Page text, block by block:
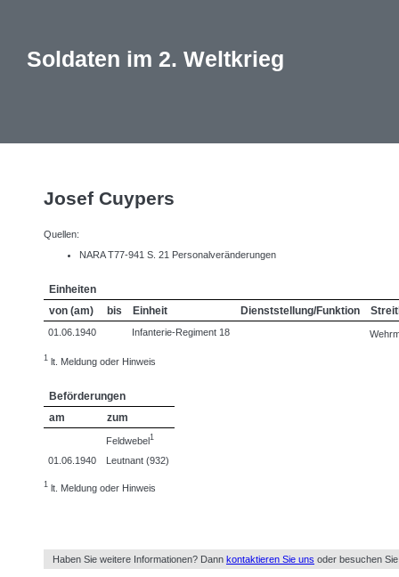
Soldaten im 2. Weltkrieg
Josef Cuypers
Quellen:
NARA T77-941 S. 21 Personalveränderungen
Einheiten
von (am)
bis Einheit Dienststellung/Funktion
01.06.1940 Infanterie-Regiment 18
1 lt. Meldung oder Hinweis
Beförderungen
am
zum
Feldwebel1
01.06.1940 Leutnant (932)
1 lt. Meldung oder Hinweis
Haben Sie weitere Informationen? Dann kontaktieren Sie uns oder besuchen